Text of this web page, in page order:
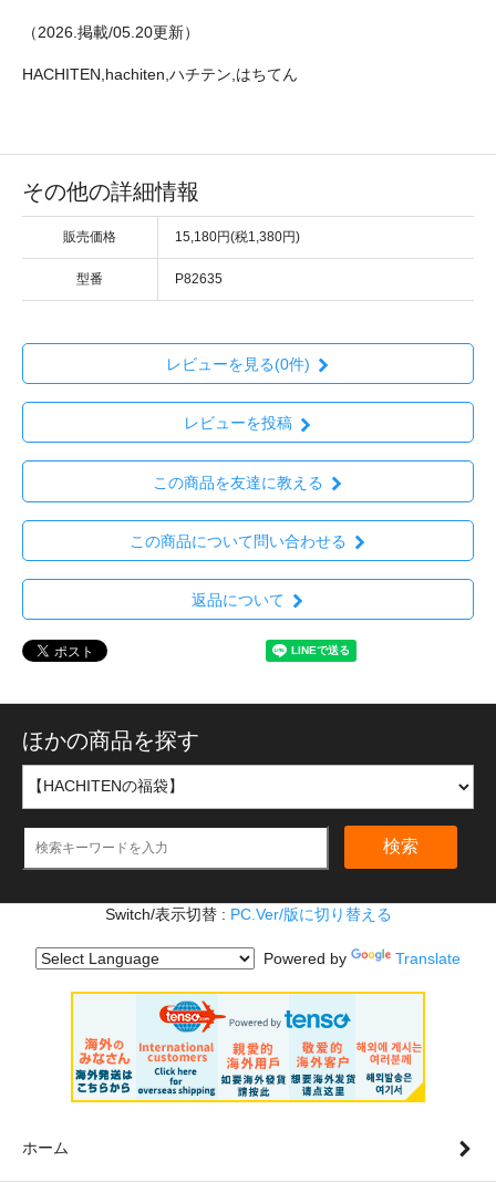
（2026.掲載/05.20更新）
HACHITEN,hachiten,ハチテン,はちてん
その他の詳細情報
販売価格 15,180円(税1,380円)
型番 P82635
レビューを見る(0件)
レビューを投稿
この商品を友達に教える
この商品について問い合わせる
返品について
ほかの商品を探す
検索
Switch/表示切替 : PC.Ver/版に切り替える
Powered by Translate
ホーム